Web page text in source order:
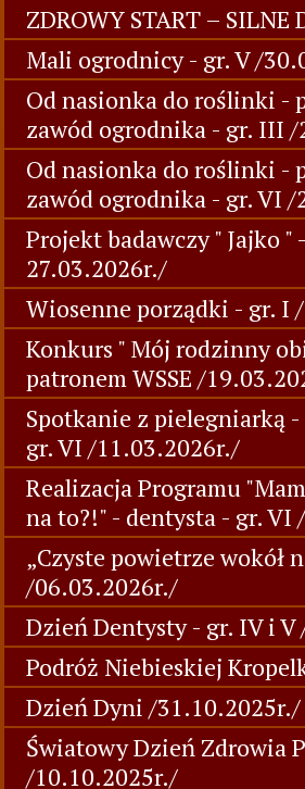
ZDROWY START – SILNE
Mali ogrodnicy - gr. V /
Od nasionka do roślinki -
zawód ogrodnika - gr. III
Od nasionka do roślinki -
zawód ogrodnika - gr. VI
Projekt badawczy " Jajko "
27.03.2026r./
Wiosenne porządki - gr. I
Konkurs " Mój rodzinny
patronem WSSE /
Spotkanie z pielegniarką
gr. VI /11.03.2026r./
Realizacja Programu
na to?!" - dentysta - gr.
„Czyste powietrze wokół
/06.03.2026r./
Dzień Dentysty - gr. IV i
Podróż Niebieskiej
Dzień Dyni /31.10.2025r./
Światowy Dzień Zdrowia
/10.10.2025r./